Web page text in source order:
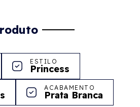
ESTILO
Princess
ACABAMENTO
Prata Branca